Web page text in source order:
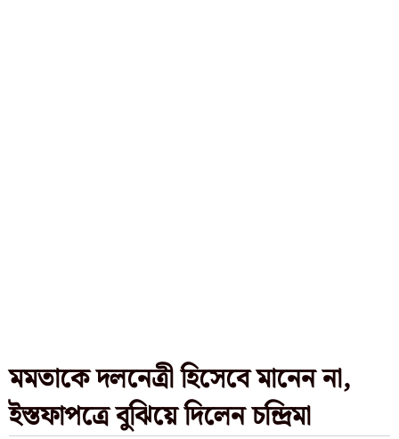
মমতাকে দলনেত্রী হিসেবে মানেন না,
ইস্তফাপত্রে বুঝিয়ে দিলেন চন্দ্রিমা